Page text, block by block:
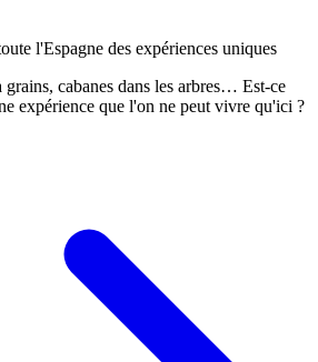
l'Espagne des expériences uniques
grains, cabanes dans les arbres… Est-ce
expérience que l'on ne peut vivre qu'ici ?